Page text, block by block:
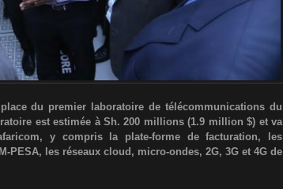
du premier laboratoire de télécommunications du
est estimée à Sh. 200 millions (1.9 million $) et va
y compris la plate-forme de facturation, les
PESA, les réseaux cloud, micro-ondes, 2G, 3G et 4G de